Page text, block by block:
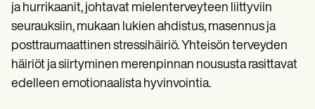
ja hurrikaanit, johtavat mielenterveyteen liittyviin
seurauksiin, mukaan lukien ahdistus, masennus ja
posttraumaattinen stressihäiriö. Yhteisön terveyden
häiriöt ja siirtyminen merenpinnan noususta rasittavat
edelleen emotionaalista hyvinvointia.